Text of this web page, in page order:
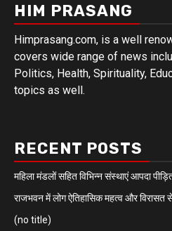
HIM PRASANG
Himprasang.com, is a well
covers wide range of news
Politics, Health, Spirituality,
topics as well.
RECENT POSTS
महिला मंडलों सहित विभिन्न संस्थाएं आपदा
राजभवन में लोग ऐतिहासिक महत्व और विरासत
(no title)